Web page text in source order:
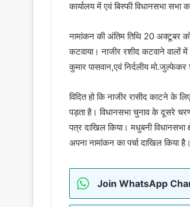
कार्यालय में एवं बिस्फी विधानसभा
नामांकन की अंतिम तिथि 20 अक्टूबर
कटवाया। नाजीर रशीद कटवाने वालों में
कुमार पासवान,एवं निर्दलीय
विदित हो कि नाजीर रासीद काटने के
पड़ता है। विधानसभा चुनाव के दूसरे
पत्र दाखिल किया। मधुबनी विधानसभा
अपना नामांकन का पर्चा दाखिल किया है।
Join WhatsApp